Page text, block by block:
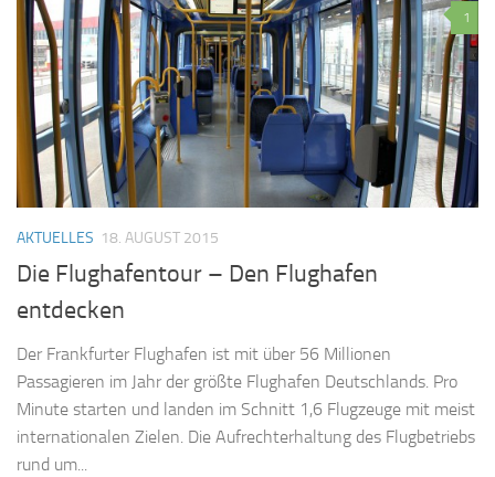
1
AKTUELLES 18. AUGUST 2015
Die Flughafentour – Den Flughafen
entdecken
Der Frankfurter Flughafen ist mit über 56 Millionen
Passagieren im Jahr der größte Flughafen Deutschlands. Pro
Minute starten und landen im Schnitt 1,6 Flugzeuge mit meist
internationalen Zielen. Die Aufrechterhaltung des Flugbetriebs
rund um...